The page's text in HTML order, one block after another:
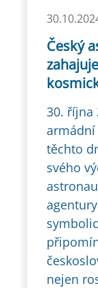
Český
30. října
armádní
těchto
svého
nejen